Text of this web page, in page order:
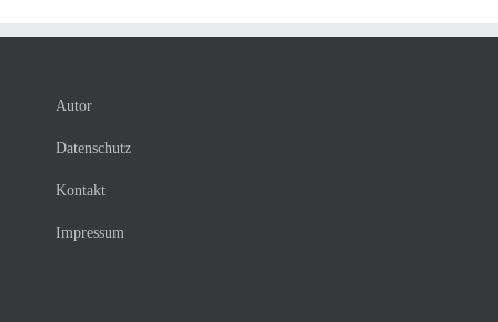
Autor
Datenschutz
Kontakt
Impressum